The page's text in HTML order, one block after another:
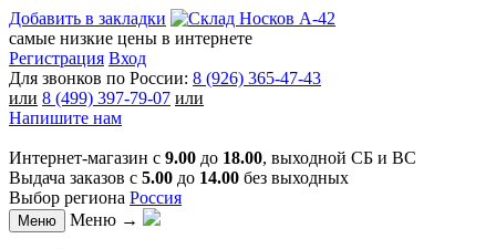
Добавить в закладки
самые низкие цены в интернете
Регистрация Вход
Для звонков по России: 8 (926) 365-47-43
или 8 (499) 397-79-07 или
Напишите нам
Интернет-магазин с 9.00 до 18.00, выходной СБ и ВС
Выдача заказов с 5.00 до 14.00 без выходных
Выбор региона Россия
Меню Меню →